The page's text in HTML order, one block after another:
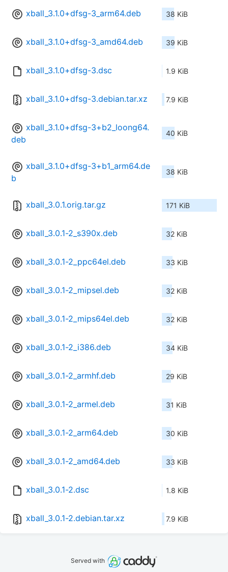
xball_3.1.0+dfsg-3_arm64.deb 38 KiB
xball_3.1.0+dfsg-3_amd64.deb 39 KiB
xball_3.1.0+dfsg-3.dsc 1.9 KiB
xball_3.1.0+dfsg-3.debian.tar.xz 7.9 KiB
xball_3.1.0+dfsg-3+b2_loong64.
deb
40 KiB
xball_3.1.0+dfsg-3+b1_arm64.de
b
38 KiB
xball_3.0.1.orig.tar.gz 171 KiB
xball_3.0.1-2_s390x.deb 32 KiB
xball_3.0.1-2_ppc64el.deb 33 KiB
xball_3.0.1-2_mipsel.deb 32 KiB
xball_3.0.1-2_mips64el.deb 32 KiB
xball_3.0.1-2_i386.deb 34 KiB
xball_3.0.1-2_armhf.deb 29 KiB
xball_3.0.1-2_armel.deb 31 KiB
xball_3.0.1-2_arm64.deb 30 KiB
xball_3.0.1-2_amd64.deb 33 KiB
xball_3.0.1-2.dsc 1.8 KiB
xball_3.0.1-2.debian.tar.xz 7.9 KiB
Served with